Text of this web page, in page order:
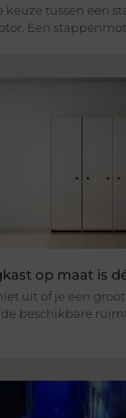
keuze tussen een
Een
op maat is
uit of je een
beschikbare